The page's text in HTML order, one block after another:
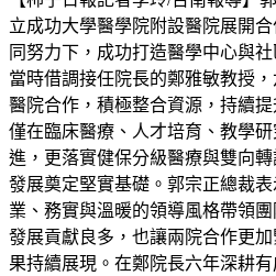
立成功大學醫學院附設醫院展開
同努力下，成功打造醫學中心與
當時借調接任院長的鄭雅敏教授
醫院合作，積極整合資源，持續
僅在臨床醫療、人才培育、教學
進，更落實健保分級醫療與雙向
發展奠定堅實基礎。郭宗正總裁
業、務實與溫暖的領導風格帶領
發展貢獻良多，也讓兩院合作更
果持續展現。在鄭院長六年深耕